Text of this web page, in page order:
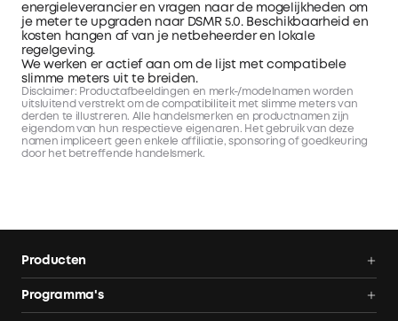
energieleverancier en vragen naar de mogelijkheden om
je meter te upgraden naar DSMR 5.0. Beschikbaarheid en
kosten hangen af van je netbeheerder en lokale
regelgeving.
We werken er actief aan om de lijst met compatibele
slimme meters uit te breiden.
Disclaimer: Productafbeeldingen en merk-/modelnamen worden
uitsluitend verstrekt om de compatibiliteit met slimme meters van
derden te illustreren. Alle handelsmerken en productnamen zijn
eigendom van hun respectieve eigenaren. Het gebruik van deze
namen impliceert geen enkele affiliatie, sponsoring of goedkeuring
door het betreffende handelsmerk.
Producten
Solarbank Max AC
Programma's